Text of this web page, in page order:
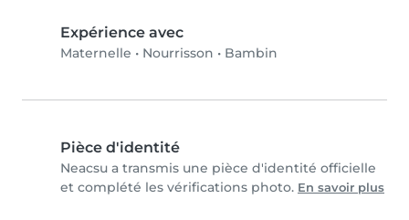
Expérience avec
Maternelle • Nourrisson • Bambin
Pièce d'identité
Neacsu a transmis une pièce d'identité officielle
et complété les vérifications photo. En savoir plus